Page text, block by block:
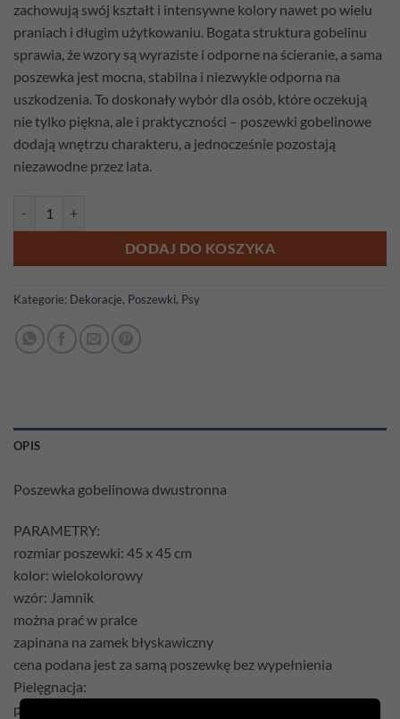
zachowują swój kształt i intensywne kolory nawet po wielu
praniach i długim użytkowaniu. Bogata struktura gobelinu
sprawia, że wzory są wyraziste i odporne na ścieranie, a sama
poszewka jest mocna, stabilna i niezwykle odporna na
uszkodzenia. To doskonały wybór dla osób, które oczekują
nie tylko piękna, ale i praktyczności – poszewki gobelinowe
dodają wnętrzu charakteru, a jednocześnie pozostają
niezawodne przez lata.
DODAJ DO KOSZYKA
Kategorie: Dekoracje, Poszewki, Psy
OPIS
Poszewka gobelinowa dwustronna
PARAMETRY:
rozmiar poszewki: 45 x 45 cm
kolor: wielokolorowy
wzór: Jamnik
można prać w pralce
zapinana na zamek błyskawiczny
cena podana jest za samą poszewkę bez wypełnienia
Pielęgnacja:
prać w temperaturze 30°C